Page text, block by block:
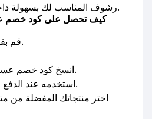
رشوف المناسب لك بسهولة داخل تطبيق صحصح كوبون.
كيف تحصل على كود
قم بفتح تطبيق صحصح كوبون.
انسخ كود خصم عسل رشوف الظاهر أمامك.
استخدمه عند الدفع لتستفيد من الخصم فورًا.
اختر منتجاتك المفضلة من